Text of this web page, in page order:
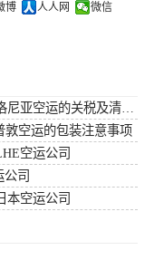
博 人人网 微信
敦空运的包装注意事项
空运公司
公司
本空运公司